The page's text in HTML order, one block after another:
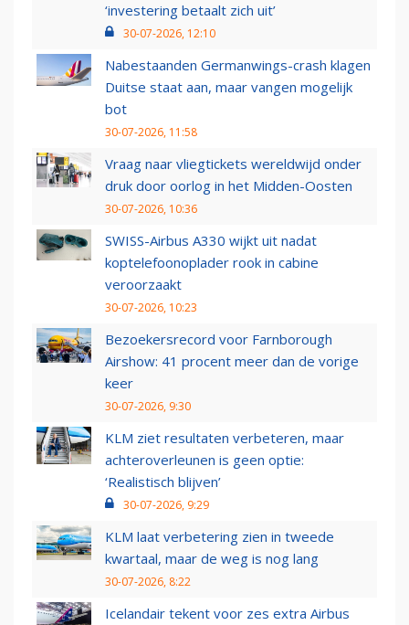
‘investering betaalt zich uit’
30-07-2026, 12:10
Nabestaanden Germanwings-crash klagen
Duitse staat aan, maar vangen mogelijk
bot
30-07-2026, 11:58
Vraag naar vliegtickets wereldwijd onder
druk door oorlog in het Midden-Oosten
30-07-2026, 10:36
SWISS-Airbus A330 wijkt uit nadat
koptelefoonoplader rook in cabine
veroorzaakt
30-07-2026, 10:23
Bezoekersrecord voor Farnborough
Airshow: 41 procent meer dan de vorige
keer
30-07-2026, 9:30
KLM ziet resultaten verbeteren, maar
achteroverleunen is geen optie:
‘Realistisch blijven’
30-07-2026, 9:29
KLM laat verbetering zien in tweede
kwartaal, maar de weg is nog lang
30-07-2026, 8:22
Icelandair tekent voor zes extra Airbus